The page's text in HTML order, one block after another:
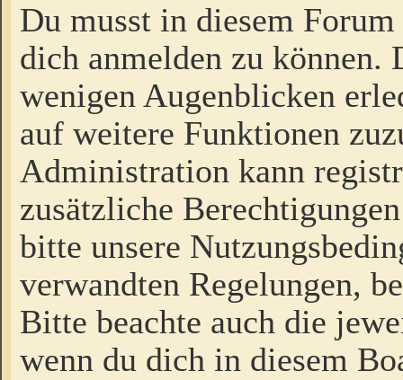
Du musst in diesem
dich anmelden zu
wenigen Augenblicken
auf weitere Funktionen
Administration kann
zusätzliche
bitte unsere
verwandten Regelungen,
Bitte beachte auch die
wenn du dich in diesem